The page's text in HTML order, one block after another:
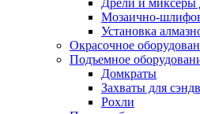
Дрели и миксеры
Мозаично-
Установка
Окрасочное
Подъемное
Домкраты
Захваты для
Рохли